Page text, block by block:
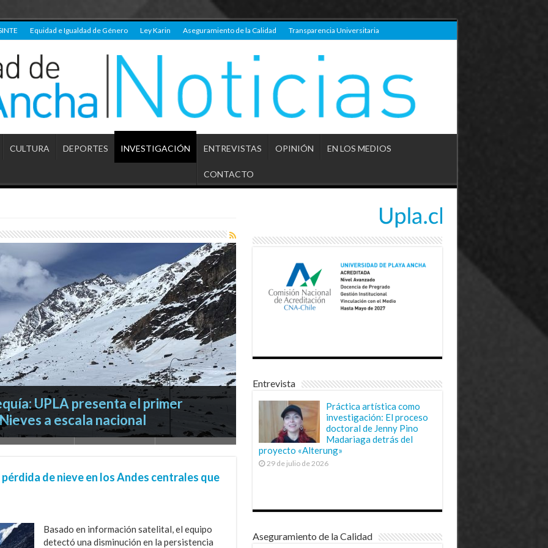
Equidad e Igualdad de Género Ley Karin Aseguramiento de la Calidad Transparencia Universitaria
CULTURA DEPORTES INVESTIGACIÓN ENTREVISTAS OPINIÓN EN LOS MEDIOS
CONTACTO
UPLA presenta el primer
a escala nacional
internacional de estudios
en histórica Conferencia
en el XLV Congreso de
de nieve en los Andes centrales que
Basado en información satelital, el equipo
detectó una disminución en la persistencia
Entrevista
Práctica artística como
investigación: El proceso
doctoral de Jenny Pino
Madariaga detrás del
proyecto «Alterung»
29 de julio de 2026
Aseguramiento de la Calidad